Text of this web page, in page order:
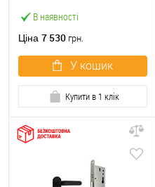
В наявності
червона
Ціна 7 530 грн.
У кошик
Купити в 1 клік